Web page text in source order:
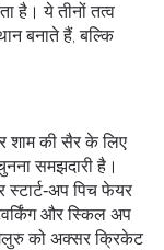
है। ये तीनों तत्व
बनाते हैं, बल्कि
शाम की सैर के लिए
समझदारी है।
पिच फेयर
और स्किल अप
को अक्सर क्रिकेट